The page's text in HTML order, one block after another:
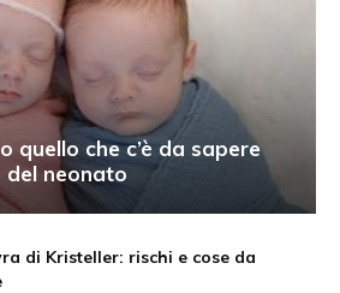
quello che c’è da sapere
neonato
di Kristeller: rischi e cose da